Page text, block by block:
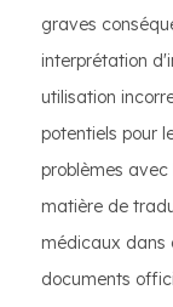
graves
interprétation
utilisation
potentiels pour
problèmes
matière de
médicaux dans
documents